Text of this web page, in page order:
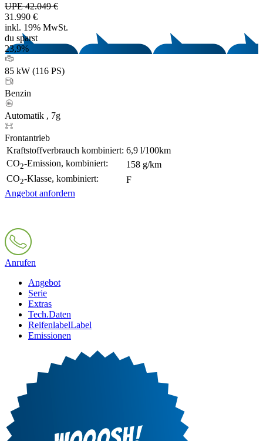
UPE 42.049 €
31.990 €
inkl. 19% MwSt.
du sparst
23,9%
85 kW (116 PS)
Benzin
Automatik , 7g
Frontantrieb
Kraftstoffverbrauch kombiniert: 6,9 l/100km
CO2-Emission, kombiniert:
158 g/km
CO2-Klasse, kombiniert:
F
Angebot anfordern
Anrufen
Angebot
Serie
Extras
Tech.Daten
ReifenlabelLabel
Emissionen